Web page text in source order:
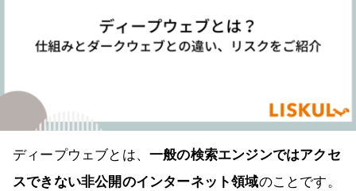
ディープウェブとは、 一般の検索エンジンではアクセ
スできない非公開のインターネット領域のことです。